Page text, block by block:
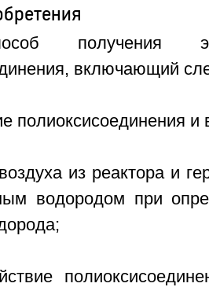
получения
включающий
полиоксисоединения и
из реактора и
водородом при